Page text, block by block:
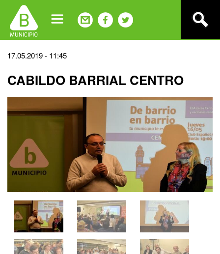
navigation
Back
top
17.05.2019 - 11:45
CABILDO BARRIAL CENTRO